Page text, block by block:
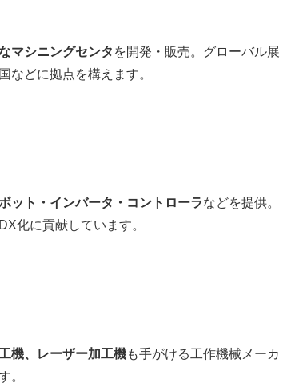
マシニングセンタ を開発・販売。グローバル展
などに拠点を構えます。
ット・インバータ・コントローラなどを提供。
化に貢献しています。
機、レーザー加工機も手がける工作機械メーカ
。